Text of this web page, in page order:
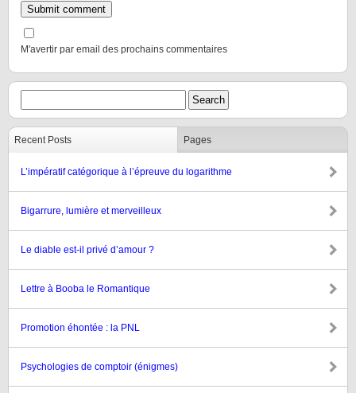
M'avertir par email des prochains commentaires
Recent Posts Pages
L’impératif catégorique à l’épreuve du logarithme
Bigarrure, lumière et merveilleux
Le diable est-il privé d’amour ?
Lettre à Booba le Romantique
Promotion éhontée : la PNL
Psychologies de comptoir (énigmes)